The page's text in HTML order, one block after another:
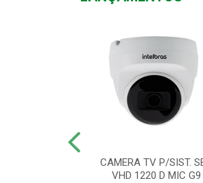
CAMERA TV P/SIST.
VHD 1220 D MIC G9